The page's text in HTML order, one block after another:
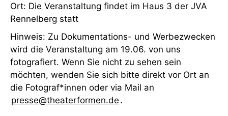
Ort: Die Veranstaltung findet im Haus 3 der JVA
Rennelberg statt
Hinweis: Zu Dokumentations- und Werbezwecken
wird die Veranstaltung am 19.06. von uns
fotografiert. Wenn Sie nicht zu sehen sein
möchten, wenden Sie sich bitte direkt vor Ort an
die Fotograf*innen oder via Mail an
presse@theaterformen.de .